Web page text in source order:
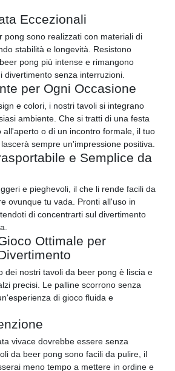
Eccezionali
pong sono realizzati con materiali di
stabilità e longevità. Resistono
pong più intense e rimangono
divertimento senza interruzioni.
per Ogni Occasione
e colori, i nostri tavoli si integrano
ambiente. Che si tratti di una festa
all'aperto o di un incontro formale, il tuo
sempre un'impressione positiva.
e Semplice da
e pieghevoli, il che li rende facili da
ovunque tu vada. Pronti all'uso in
di concentrarti sul divertimento
Ottimale per
dei nostri tavoli da beer pong è liscia e
precisi. Le palline scorrono senza
di gioco fluida e
vivace dovrebbe essere senza
da beer pong sono facili da pulire, il
meno tempo a mettere in ordine e